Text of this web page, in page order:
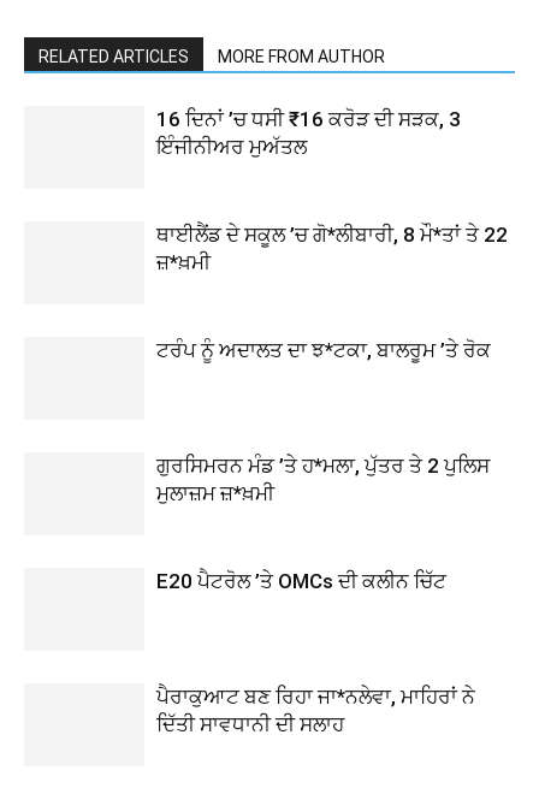
RELATED ARTICLES MORE FROM AUTHOR
16 ਦਿਨਾਂ ’ਚ ਧਸੀ ₹16 ਕਰੋੜ ਦੀ ਸੜਕ, 3
ਇੰਜੀਨੀਅਰ ਮੁਅੱਤਲ
ਥਾਈਲੈਂਡ ਦੇ ਸਕੂਲ ’ਚ ਗੋ*ਲੀਬਾਰੀ, 8 ਮੌ*ਤਾਂ ਤੇ 22
ਜ਼*ਖ਼ਮੀ
ਟਰੰਪ ਨੂੰ ਅਦਾਲਤ ਦਾ ਝ*ਟਕਾ, ਬਾਲਰੂਮ ’ਤੇ ਰੋਕ
ਗੁਰਸਿਮਰਨ ਮੰਡ ’ਤੇ ਹ*ਮਲਾ, ਪੁੱਤਰ ਤੇ 2 ਪੁਲਿਸ
ਮੁਲਾਜ਼ਮ ਜ਼*ਖ਼ਮੀ
E20 ਪੈਟਰੋਲ ’ਤੇ OMCs ਦੀ ਕਲੀਨ ਚਿੱਟ
ਪੈਰਾਕੁਆਟ ਬਣ ਰਿਹਾ ਜਾ*ਨਲੇਵਾ, ਮਾਹਿਰਾਂ ਨੇ
ਦਿੱਤੀ ਸਾਵਧਾਨੀ ਦੀ ਸਲਾਹ